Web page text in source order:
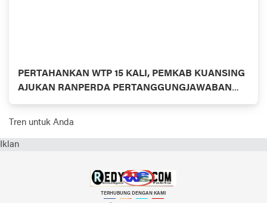
PERTAHANKAN WTP 15 KALI, PEMKAB KUANSING
AJUKAN RANPERDA PERTANGGUNGJAWABAN
APBD 2025
Tren untuk Anda
Iklan
TERHUBUNG DENGAN KAMI